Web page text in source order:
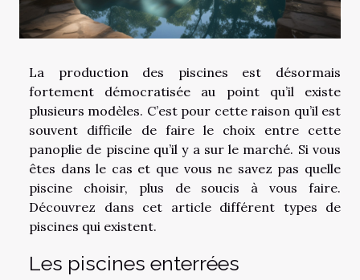
La production des piscines est désormais
fortement démocratisée au point qu’il existe
plusieurs modèles. C’est pour cette raison qu’il est
souvent difficile de faire le choix entre cette
panoplie de piscine qu’il y a sur le marché. Si vous
êtes dans le cas et que vous ne savez pas quelle
piscine choisir, plus de soucis à vous faire.
Découvrez dans cet article différent types de
piscines qui existent.
Les piscines enterrées